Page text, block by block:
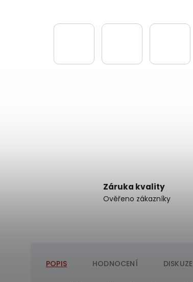
Záruka kvality
Ověřeno zákazníky
POPIS HODNOCENÍ DISKUZE